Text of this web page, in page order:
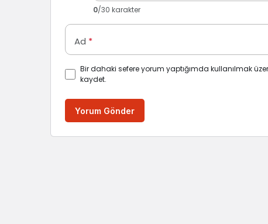
0/30 karakter
Ad *
Bir dahaki sefere yorum yaptığımda kullanılmak
kaydet.
Yorum Gönder